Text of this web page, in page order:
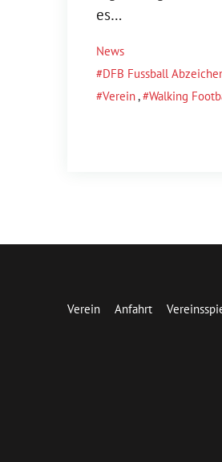
es…
News
DFB Fussball
Verein, Walking
Verein Anfahrt